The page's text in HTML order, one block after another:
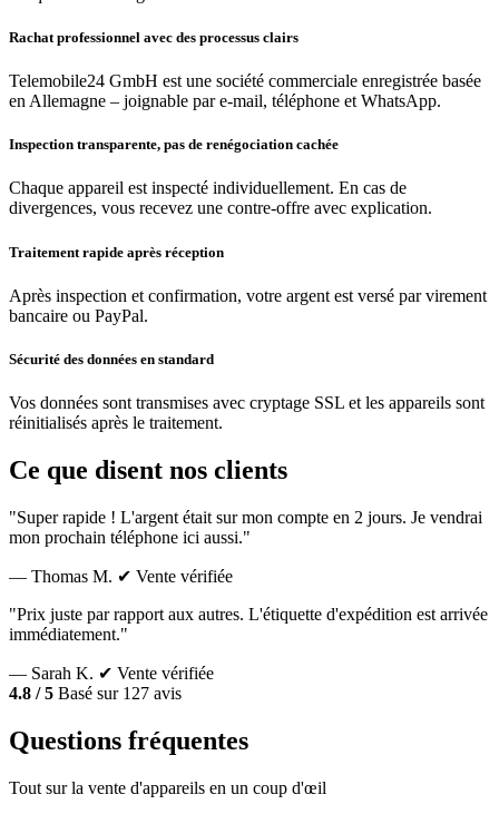
Rachat professionnel avec des processus clairs
Telemobile24 GmbH est une société commerciale enregistrée basée
en Allemagne – joignable par e-mail, téléphone et WhatsApp.
Inspection transparente, pas de renégociation cachée
Chaque appareil est inspecté individuellement. En cas de
divergences, vous recevez une contre-offre avec explication.
Traitement rapide après réception
Après inspection et confirmation, votre argent est versé par virement
bancaire ou PayPal.
Sécurité des données en standard
Vos données sont transmises avec cryptage SSL et les appareils sont
réinitialisés après le traitement.
Ce que disent nos clients
"Super rapide ! L'argent était sur mon compte en 2 jours. Je vendrai
mon prochain téléphone ici aussi."
— Thomas M. ✔ Vente vérifiée
"Prix juste par rapport aux autres. L'étiquette d'expédition est arrivée
immédiatement."
— Sarah K. ✔ Vente vérifiée
4.8 / 5 Basé sur 127 avis
Questions fréquentes
Tout sur la vente d'appareils en un coup d'œil